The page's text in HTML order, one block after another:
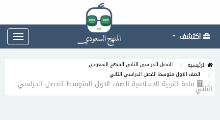
اكتشف
الرئيسية
الفصل الدراسي الثاني المنهج السعودي
الصف الاول متوسط الفصل الدراسي الثاني
مادة التربية الاسلامية الصف الاول المتوسط الفصل الدراسيالثاني